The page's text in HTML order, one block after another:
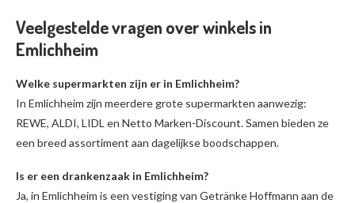
Veelgestelde vragen over winkels in
Emlichheim
Welke supermarkten zijn er in Emlichheim?
In Emlichheim zijn meerdere grote supermarkten aanwezig:
REWE, ALDI, LIDL en Netto Marken-Discount. Samen bieden ze
een breed assortiment aan dagelijkse boodschappen.
Is er een drankenzaak in Emlichheim?
Ja, in Emlichheim is een vestiging van Getränke Hoffmann aan de